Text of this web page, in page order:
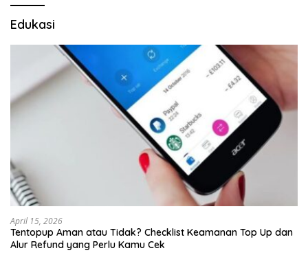
Edukasi
April 15, 2026
Tentopup Aman atau Tidak? Checklist Keamanan Top Up dan
Alur Refund yang Perlu Kamu Cek